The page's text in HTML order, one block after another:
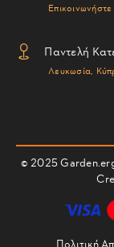
Παντελή
Λευκωσία,
© 2025
Πολιτική